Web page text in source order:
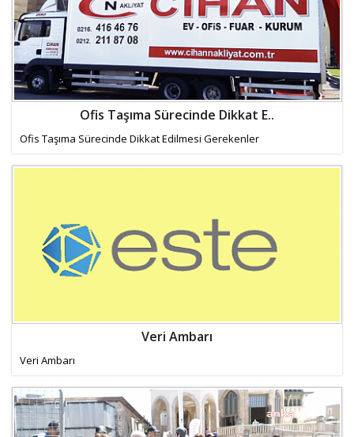
Ofis Taşıma Sürecinde Dikkat E..
Ofis Taşıma Sürecinde Dikkat Edilmesi Gerekenler
Veri Ambarı
Veri Ambarı